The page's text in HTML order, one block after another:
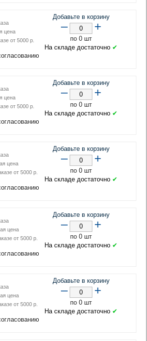
цена
от5000 р.
Добавьте в корзину
– +
по 0 шт
На складе достаточно ✔
цена
от5000 р.
Добавьте в корзину
– +
по 0 шт
На складе достаточно ✔
цена
от5000 р.
Добавьте в корзину
– +
по 0 шт
На складе достаточно ✔
цена
от5000 р.
Добавьте в корзину
– +
по 0 шт
На складе достаточно ✔
цена
от5000 р.
Добавьте в корзину
– +
по 0 шт
На складе достаточно ✔